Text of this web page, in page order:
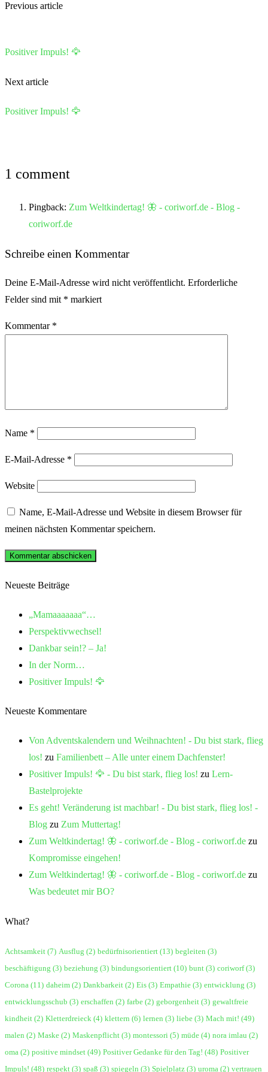
Previous article
Positiver Impuls! 🦅
Next article
Positiver Impuls! 🦅
1 comment
Pingback: Zum Weltkindertag! 🦋 - coriworf.de - Blog -
coriworf.de
Schreibe einen Kommentar
Deine E-Mail-Adresse wird nicht veröffentlicht. Erforderliche
Felder sind mit * markiert
Kommentar *
Name *
E-Mail-Adresse *
Website
Name, E-Mail-Adresse und Website in diesem Browser für
meinen nächsten Kommentar speichern.
Neueste Beiträge
„Mamaaaaaaa“…
Perspektivwechsel!
Dankbar sein!? – Ja!
In der Norm…
Positiver Impuls! 🦅
Neueste Kommentare
Von Adventskalendern und Weihnachten! - Du bist stark, flieg
los! zu Familienbett – Alle unter einem Dachfenster!
Positiver Impuls! 🦅 - Du bist stark, flieg los! zu Lern-
Bastelprojekte
Es geht! Veränderung ist machbar! - Du bist stark, flieg los! -
Blog zu Zum Muttertag!
Zum Weltkindertag! 🦋 - coriworf.de - Blog - coriworf.de zu
Kompromisse eingehen!
Zum Weltkindertag! 🦋 - coriworf.de - Blog - coriworf.de zu
Was bedeutet mir BO?
What?
Achtsamkeit (7) Ausflug (2) bedürfnisorientiert (13) begleiten (3)
beschäftigung (3) beziehung (3) bindungsorientiert (10) bunt (3) coriworf(3)
Corona (11) daheim (2) Dankbarkeit (2) Eis (3) Empathie (3) entwicklung (3)
entwicklungsschub (3) erschaffen (2) farbe (2) geborgenheit (3) gewaltfreie
kindheit (2) Kletterdreieck (4) klettern (6) lernen (3) liebe (3) Mach mit! (49)
malen (2) Maske (2) Maskenpflicht (3) montessori (5) müde (4) nora imlau (2)
oma (2) positive mindset (49) Positiver Gedanke für den Tag! (48) Positiver
Impuls! (48) respekt (3) spaß (3) spiegeln (3) Spielplatz (3) uroma (2) vertrauen